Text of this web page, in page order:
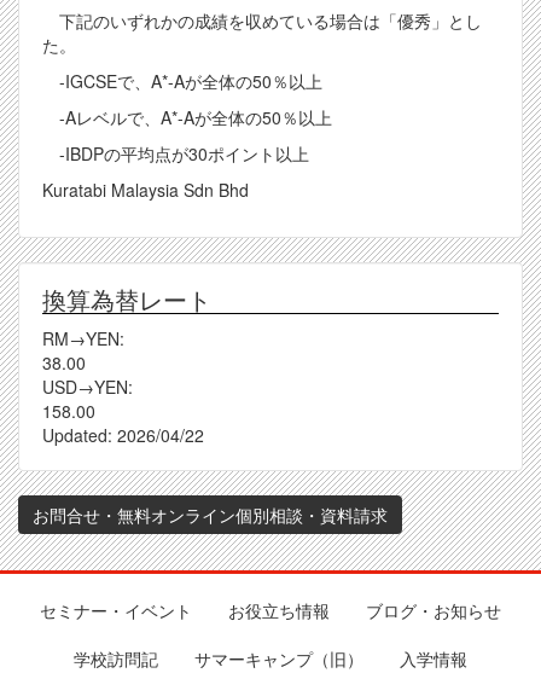
下記のいずれかの成績を収めている場合は「優秀」とし
た。
-IGCSEで、A*-Aが全体の50％以上
-Aレベルで、A*-Aが全体の50％以上
-IBDPの平均点が30ポイント以上
Kuratabi Malaysia Sdn Bhd
換算為替レート
RM→YEN:
38.00
USD→YEN:
158.00
Updated: 2026/04/22
お問合せ・無料オンライン個別相談・資料請求
Footerセミナー・イベント お役立ち情報
ブログ・お知らせ
学校訪問記
サマーキャンプ（旧） 入学情報